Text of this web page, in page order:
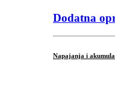
Dodatna
Napajanja i